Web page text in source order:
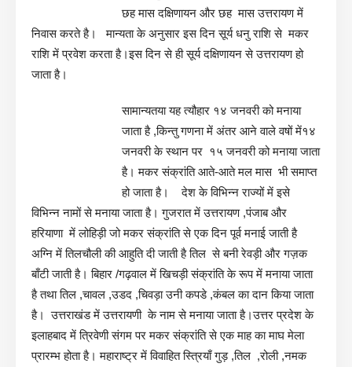
छह मास दक्षिणायन और छह मास उत्तरायण में
निवास करते है। मान्यता के अनुसार इस दिन सूर्य धनु राशि से मकर
राशि में प्रवेश करता है।इस दिन से ही सूर्य दक्षिणायन से उत्तरायण हो
जाता है।
सामान्यतया यह त्यौहार १४ जनवरी को मनाया
जाता है ,किन्तु गणना में अंतर आने वाले वषों में१४
जनवरी के स्थान पर १५ जनवरी को मनाया जाता
है। मकर संक्रांति आते-आते मल मास भी समाप्त
हो जाता है। देश के विभिन्न राज्यों में इसे
विभिन्न नामों से मनाया जाता है। गुजरात में उत्तरायण ,पंजाब और
हरियाणा में लोहिड़ी जो मकर संक्रांति से एक दिन पूर्व मनाई जाती है
अग्नि में तिलचौली की आहुति दी जाती है तिल से बनी रेवड़ी और गज़क
बाँटी जाती है। बिहार /गढ़वाल में खिचड़ी संक्रांति के रूप में मनाया जाता
है तथा तिल ,चावल ,उडद ,चिवड़ा उनी कपडे ,कंबल का दान किया जाता
है। उत्तराखंड में उत्तरायणी के नाम से मनाया जाता है।उत्तर प्रदेश के
इलाहबाद में त्रिवेणी संगम पर मकर संक्रांति से एक माह का माघ मेला
प्रारम्भ होता है। महाराष्ट्र में विवाहित स्त्रियाँ गुड़ ,तिल ,रोली ,नमक